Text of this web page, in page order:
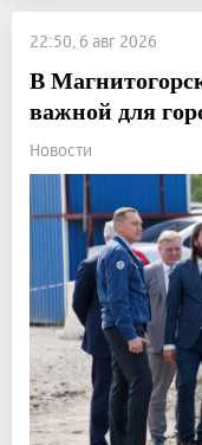
22:50, 6 авг 2026
В
важной для
Новости